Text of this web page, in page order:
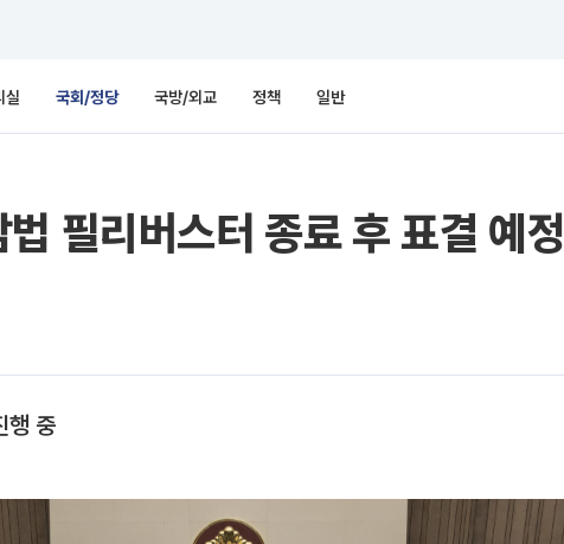
실 국회/정당 국방/외교 정책 일반
필리버스터 종료 후 표결 예정
행 중